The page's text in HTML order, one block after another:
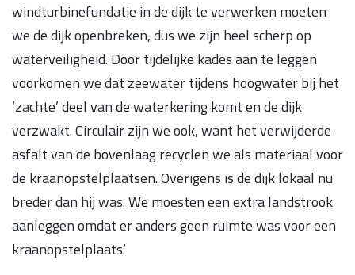
windturbinefundatie in de dijk te verwerken moeten
we de dijk openbreken, dus we zijn heel scherp op
waterveiligheid. Door tijdelijke kades aan te leggen
voorkomen we dat zeewater tijdens hoogwater bij het
‘zachte’ deel van de waterkering komt en de dijk
verzwakt. Circulair zijn we ook, want het verwijderde
asfalt van de bovenlaag recyclen we als materiaal voor
de kraanopstelplaatsen. Overigens is de dijk lokaal nu
breder dan hij was. We moesten een extra landstrook
aanleggen omdat er anders geen ruimte was voor een
kraanopstelplaats.’